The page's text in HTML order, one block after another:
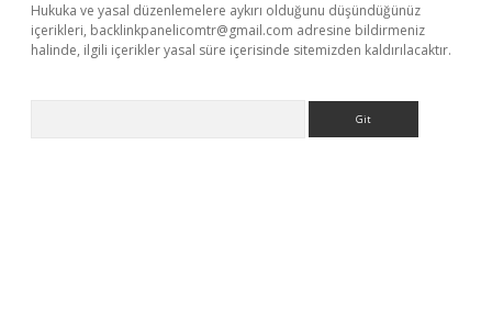
Hukuka ve yasal düzenlemelere aykırı olduğunu düşündüğünüz
içerikleri, backlinkpanelicomtr@gmail.com adresine bildirmeniz
halinde, ilgili içerikler yasal süre içerisinde sitemizden kaldırılacaktır.